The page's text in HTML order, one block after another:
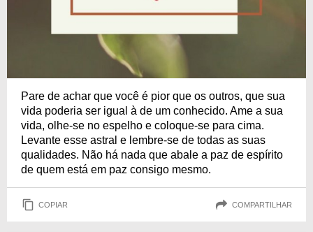
Pare de achar que você é pior que os outros, que sua
vida poderia ser igual à de um conhecido. Ame a sua
vida, olhe-se no espelho e coloque-se para cima.
Levante esse astral e lembre-se de todas as suas
qualidades. Não há nada que abale a paz de espírito
de quem está em paz consigo mesmo.
COPIAR COMPARTILHAR